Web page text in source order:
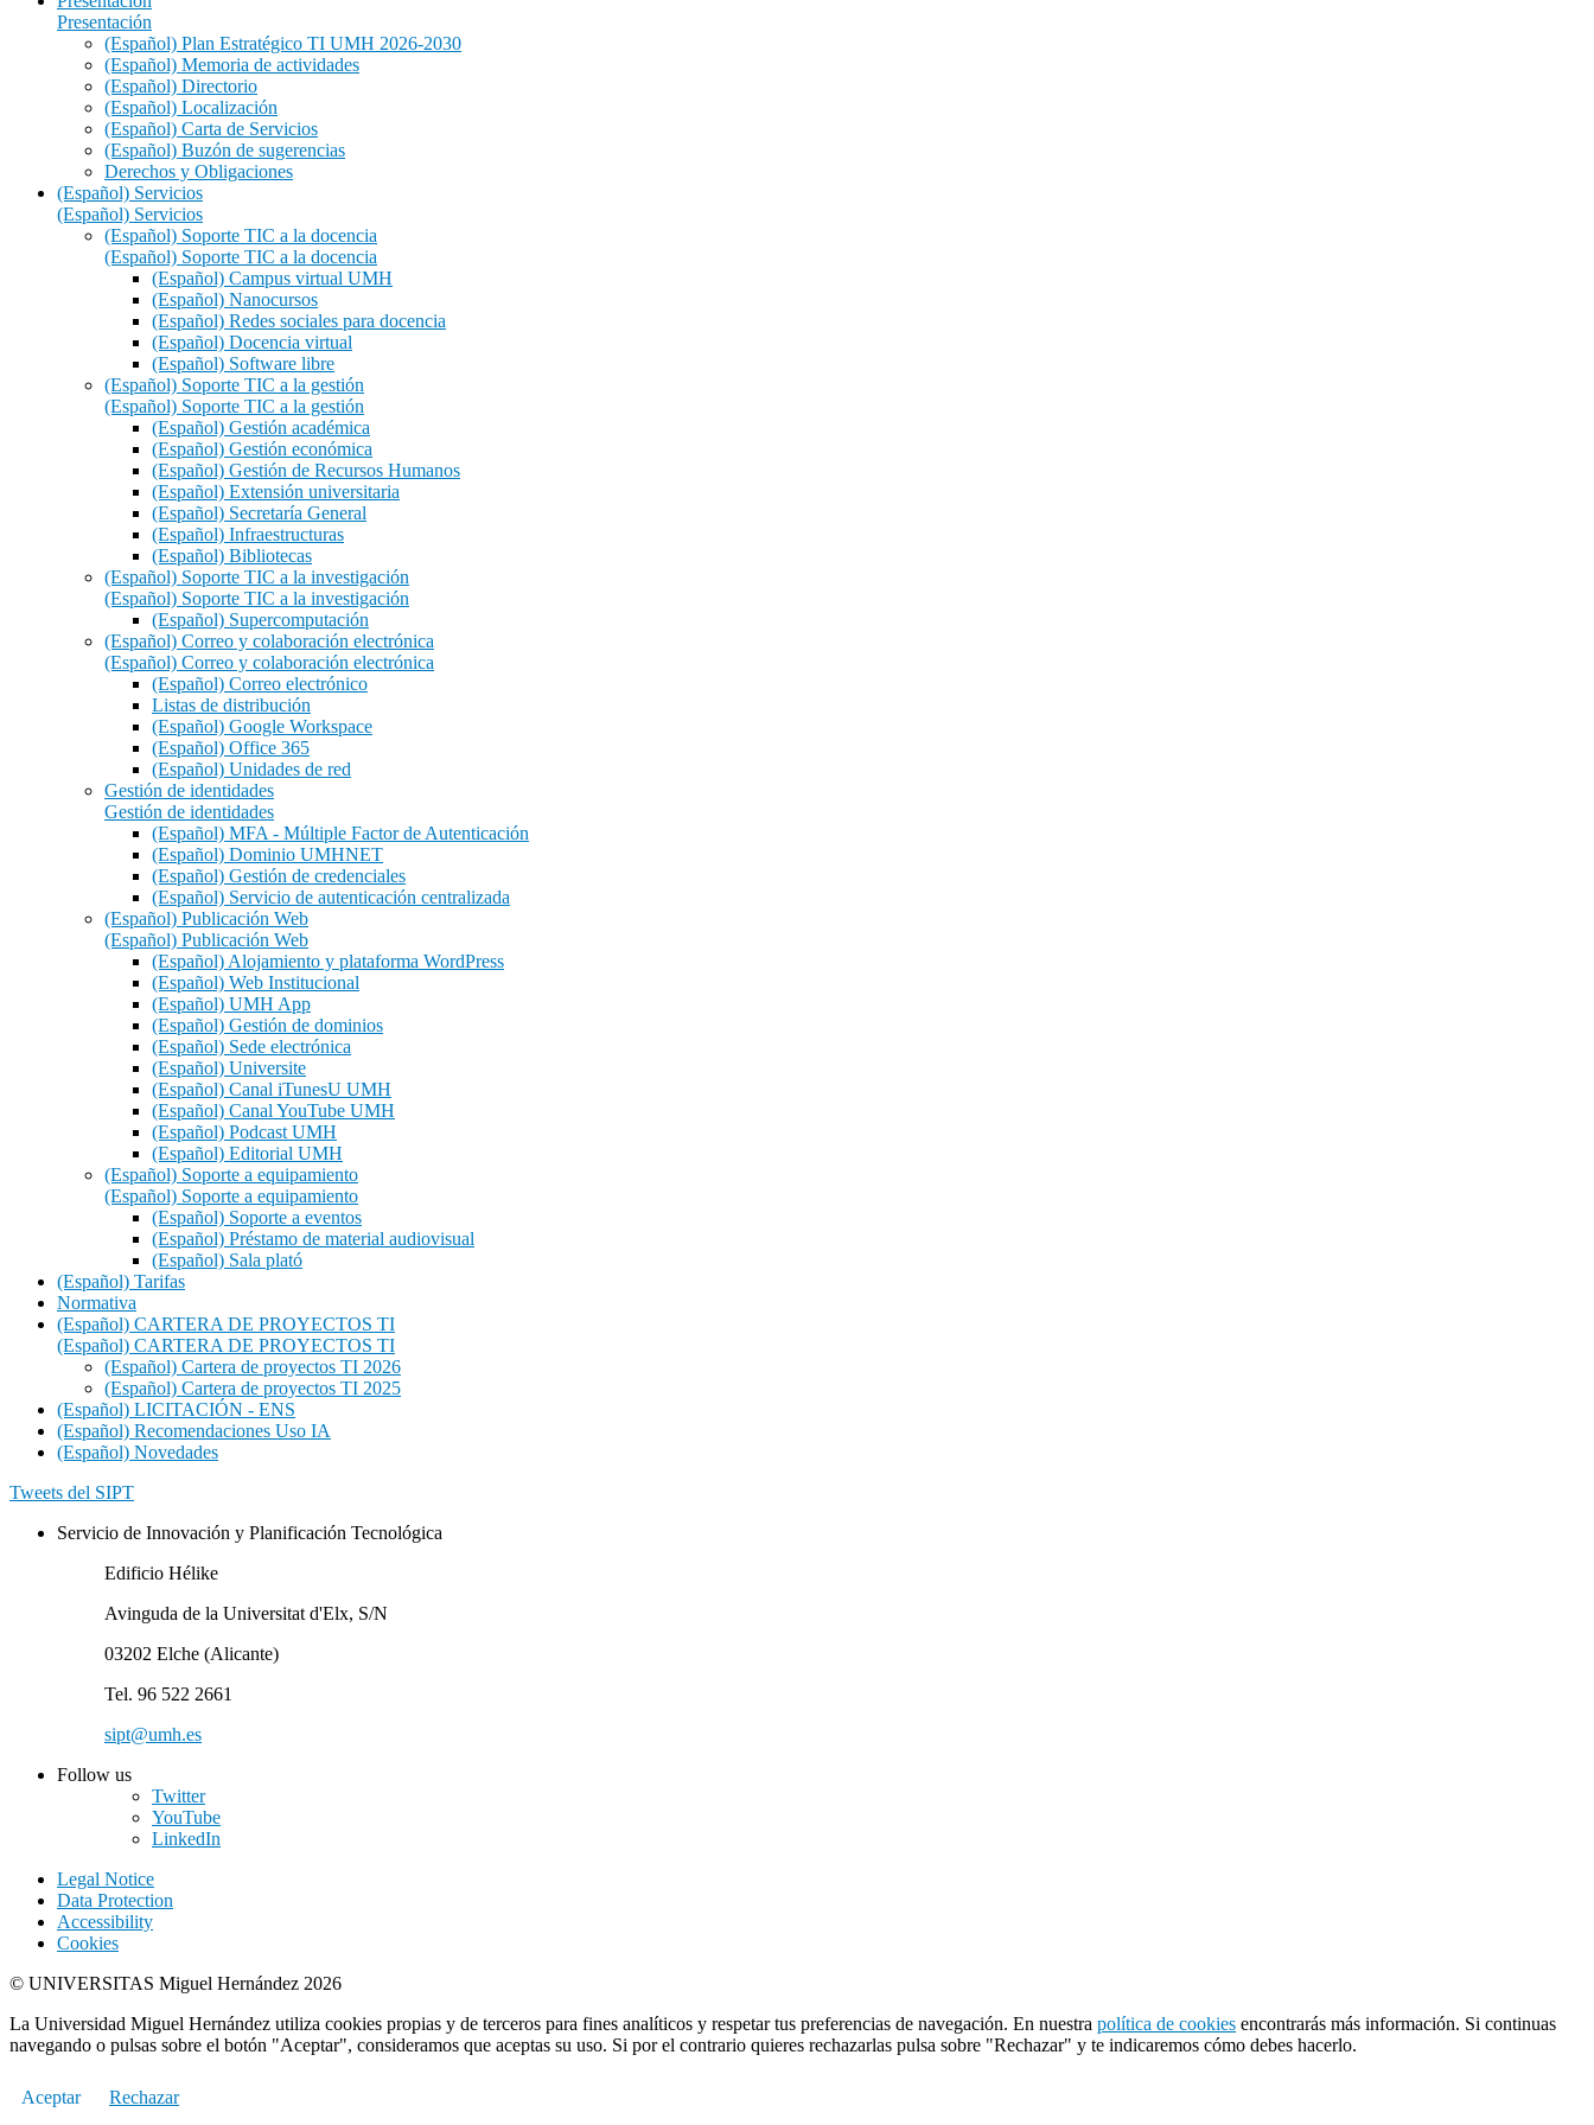
Presentación
(Español) Plan Estratégico TI UMH 2026-2030
(Español) Memoria de actividades
(Español) Directorio
(Español) Localización
(Español) Carta de Servicios
(Español) Buzón de sugerencias
Derechos y Obligaciones
(Español) Servicios
(Español) Servicios
(Español) Soporte TIC a la docencia
(Español) Soporte TIC a la docencia
(Español) Campus virtual UMH
(Español) Nanocursos
(Español) Redes sociales para docencia
(Español) Docencia virtual
(Español) Software libre
(Español) Soporte TIC a la gestión
(Español) Soporte TIC a la gestión
(Español) Gestión académica
(Español) Gestión económica
(Español) Gestión de Recursos Humanos
(Español) Extensión universitaria
(Español) Secretaría General
(Español) Infraestructuras
(Español) Bibliotecas
(Español) Soporte TIC a la investigación
(Español) Soporte TIC a la investigación
(Español) Supercomputación
(Español) Correo y colaboración electrónica
(Español) Correo y colaboración electrónica
(Español) Correo electrónico
Listas de distribución
(Español) Google Workspace
(Español) Office 365
(Español) Unidades de red
Gestión de identidades
Gestión de identidades
(Español) MFA - Múltiple Factor de Autenticación
(Español) Dominio UMHNET
(Español) Gestión de credenciales
(Español) Servicio de autenticación centralizada
(Español) Publicación Web
(Español) Publicación Web
(Español) Alojamiento y plataforma WordPress
(Español) Web Institucional
(Español) UMH App
(Español) Gestión de dominios
(Español) Sede electrónica
(Español) Universite
(Español) Canal iTunesU UMH
(Español) Canal YouTube UMH
(Español) Podcast UMH
(Español) Editorial UMH
(Español) Soporte a equipamiento
(Español) Soporte a equipamiento
(Español) Soporte a eventos
(Español) Préstamo de material audiovisual
(Español) Sala plató
(Español) Tarifas
Normativa
(Español) CARTERA DE PROYECTOS TI
(Español) CARTERA DE PROYECTOS TI
(Español) Cartera de proyectos TI 2026
(Español) Cartera de proyectos TI 2025
(Español) LICITACIÓN - ENS
(Español) Recomendaciones Uso IA
(Español) Novedades
Tweets del SIPT
Servicio de Innovación y Planificación Tecnológica
Edificio Hélike
Avinguda de la Universitat d'Elx, S/N
03202 Elche (Alicante)
Tel. 96 522 2661
sipt@umh.es
Follow us
Twitter
YouTube
LinkedIn
Legal Notice
Data Protection
Accessibility
Cookies
© UNIVERSITAS Miguel Hernández 2026
La Universidad Miguel Hernández utiliza cookies propias y de terceros para fines analíticos y respetar tus preferencias de navegación. En nuestra política de cookies encontrarás más información. Si continuas
navegando o pulsas sobre el botón "Aceptar", consideramos que aceptas su uso. Si por el contrario quieres rechazarlas pulsa sobre "Rechazar" y te indicaremos cómo debes hacerlo.
Aceptar Rechazar